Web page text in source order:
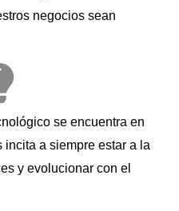
negocios sean
se encuentra en
a siempre estar a la
y evolucionar con el